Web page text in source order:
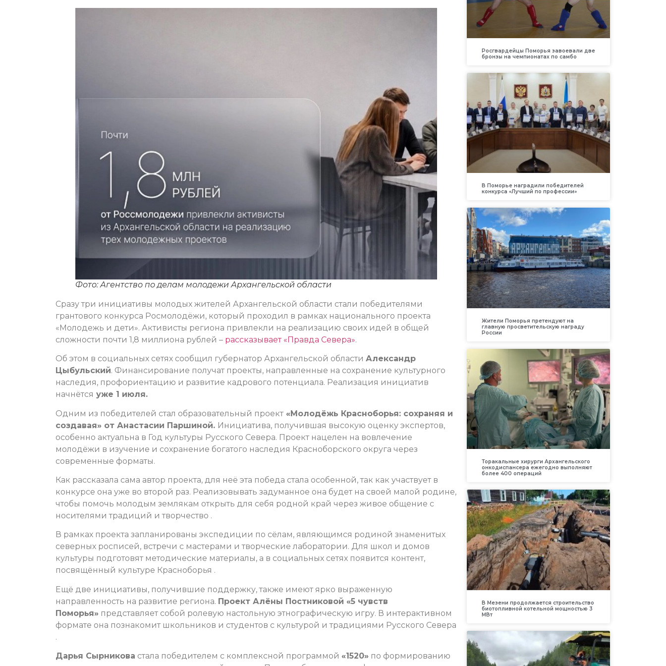
Фото: Агентство по делам молодежи Архангельской области
Сразу три инициативы молодых жителей Архангельской области стали победителями
грантового конкурса Росмолодёжи, который проходил в рамках национального проекта
«Молодежь и дети». Активисты региона привлекли на реализацию своих идей в общей
сложности почти 1,8 миллиона рублей – рассказывает «Правда Севера».
Об этом в социальных сетях сообщил губернатор Архангельской области Александр
Цыбульский. Финансирование получат проекты, направленные на сохранение культурного
наследия, профориентацию и развитие кадрового потенциала. Реализация инициатив
начнётся уже 1 июля.
Одним из победителей стал образовательный проект «Молодёжь Красноборья: сохраняя и
создавая» от Анастасии Паршиной. Инициатива, получившая высокую оценку экспертов,
особенно актуальна в Год культуры Русского Севера. Проект нацелен на вовлечение
молодёжи в изучение и сохранение богатого наследия Красноборского округа через
современные форматы.
Как рассказала сама автор проекта, для неё эта победа стала особенной, так как участвует в
конкурсе она уже во второй раз. Реализовывать задуманное она будет на своей малой родине,
чтобы помочь молодым землякам открыть для себя родной край через живое общение с
носителями традиций и творчество .
В рамках проекта запланированы экспедиции по сёлам, являющимся родиной знаменитых
северных росписей, встречи с мастерами и творческие лаборатории. Для школ и домов
культуры подготовят методические материалы, а в социальных сетях появится контент,
посвящённый культуре Красноборья .
Ещё две инициативы, получившие поддержку, также имеют ярко выраженную
направленность на развитие региона. Проект Алёны Постниковой «5 чувств
Поморья» представляет собой ролевую настольную этнографическую игру. В интерактивном
формате она познакомит школьников и студентов с культурой и традициями Русского Севера
.
Дарья Сырникова стала победителем с комплексной программой «1520» по формированию
Росгвардейцы Поморья завоевали две
бронзы на чемпионатах по самбо
В Поморье наградили победителей
конкурса «Лучший по профессии»
Жители Поморья претендуют на
главную просветительскую награду
России
Торакальные хирурги Архангельского
онкодиспансера ежегодно выполняют
более 400 операций
В Мезени продолжается строительство
биотопливной котельной мощностью 3
МВт